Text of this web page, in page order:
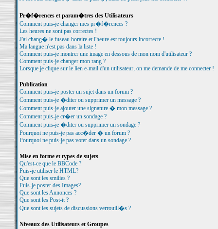
Pr�f�rences et param�tres des Utilisateurs
Comment puis-je changer mes pr�f�rences ?
Les heures ne sont pas correctes !
J'ai chang� le fuseau horaire et l'heure est toujours incorrecte !
Ma langue n'est pas dans la liste !
Comment puis-je montrer une image en dessous de mon nom d'utilisateur ?
Comment puis-je changer mon rang ?
Lorsque je clique sur le lien e-mail d'un utilisateur, on me demande de me connecter !
Publication
Comment puis-je poster un sujet dans un forum ?
Comment puis-je �diter ou supprimer un message ?
Comment puis-je ajouter une signature � mon message ?
Comment puis-je cr�er un sondage ?
Comment puis-je �diter ou supprimer un sondage ?
Pourquoi ne puis-je pas acc�der � un forum ?
Pourquoi ne puis-je pas voter dans un sondage ?
Mise en forme et types de sujets
Qu'est-ce que le BBCode ?
Puis-je utiliser le HTML?
Que sont les smilies ?
Puis-je poster des Images?
Que sont les Annonces ?
Que sont les Post-it ?
Que sont les sujets de discussions verrouill�s ?
Niveaux des Utilisateurs et Groupes